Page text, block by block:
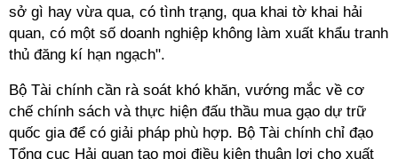
sở gì hay vừa qua, có tình trạng, qua khai tờ khai hải
quan, có một số doanh nghiệp không làm xuất khẩu tranh
thủ đăng kí hạn ngạch".
Bộ Tài chính cần rà soát khó khăn, vướng mắc về cơ
chế chính sách và thực hiện đấu thầu mua gạo dự trữ
quốc gia để có giải pháp phù hợp. Bộ Tài chính chỉ đạo
Tổng cục Hải quan tạo mọi điều kiện thuận lợi cho xuất